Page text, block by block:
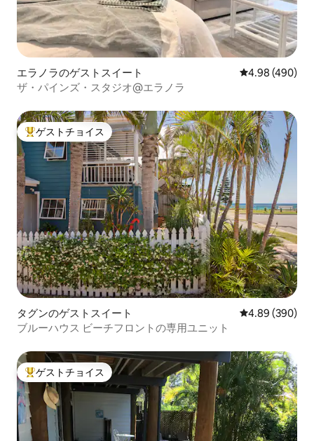
エラノラのゲストスイート レビュー490
4.98 (490)
ザ・パインズ・スタジオ@エラノラ
大好評のゲストチョイスです。
ゲストチョイス
タグンのゲストスイート レビュー390
4.89 (390)
ブルーハウス ビーチフロントの専用ユニット
大好評のゲストチョイスです。
ゲストチョイス